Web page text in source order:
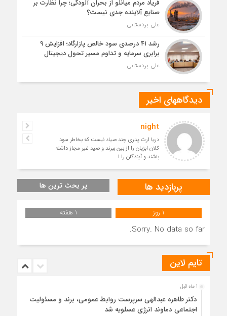
فریاد مردم میانلو از بحران آلودگی؛ چرا نظارت بر
صنایع آلاینده جدی نیست؟
علی بردستانی
رشد ۴۱ درصدی سود خالص پازارگاد؛ افزایش ۹
برابری سرمایه و تداوم مسیر تحول دیجیتال
علی بردستانی
دیدگاههای اخیر
night
دریا ارث پدری چند صیاد نیست که بخاطر سود
کلان ابزیان را از بین ببرند و صید غیر مجاز داشته
باشند و آیندگان را ا
پربازدید ها پر بحث ترین ها
1 روز 1 هفته
Sorry. No data so far.
تایم لاین
1 ماه قبل
دکتر طاهره عبدالهی سرپرست روابط عمومی، برند و مسئولیت
اجتماعی دماوند انرژی عسلویه شد